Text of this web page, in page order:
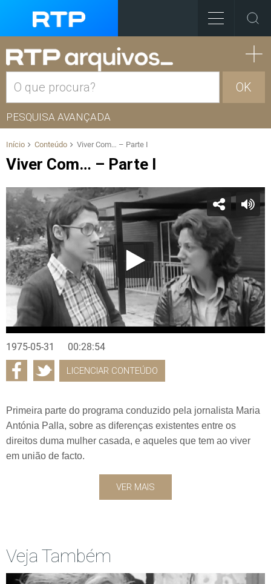
OK
PESQUISA AVANÇADA
Início Conteúdo Viver Com… – Parte I
Viver Com… – Parte I
1975-05-31 00:28:54
LICENCIAR CONTEÚDO
Primeira parte do programa conduzido pela jornalista Maria
Antónia Palla, sobre as diferenças existentes entre os
direitos duma mulher casada, e aqueles que tem ao viver
em união de facto.
VER MAIS
Veja Também